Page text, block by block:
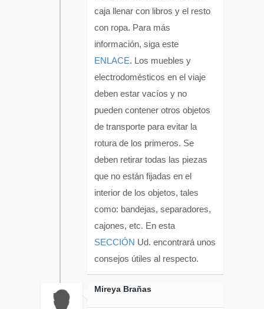
caja llenar con libros y el resto
con ropa. Para más
información, siga este
ENLACE. Los muebles y
electrodomésticos en el viaje
deben estar vacíos y no
pueden contener otros objetos
de transporte para evitar la
rotura de los primeros. Se
deben retirar todas las piezas
que no están fijadas en el
interior de los objetos, tales
como: bandejas, separadores,
cajones, etc. En esta
SECCIÓN Ud. encontrará unos
consejos útiles al respecto.
Mireya Brañas